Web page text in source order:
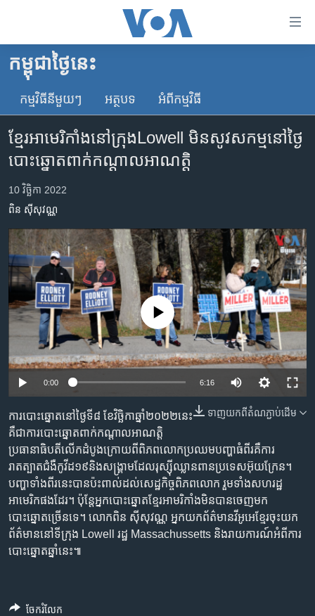
គេហទំព័រ​
ទាក់ទង
និង​
ចូល​
ទំព័រ​
ព័ត៌មាន​​
ម្តង
រំលង​
ចូល​
ទៅ​
ទំព័រ​
រចនា
សម្ព័ន្ធ​
និង​
កាន់​
ទំព័រ​
ស្វែង​
រក
កម្ពុជា
អន្តរជាតិ
ចិន
ហេឡូវីអូអេ
កម្ពុជាច្នៃប្រតិដ្ឋ
ទូរទស្សន៍ / វីដេអូ​
វិទ្យុ / ផតខាសថ៍
កម្មវិធីទាំងអស់
Khmer English
បណ្តាញ​សង្គម
ភាសា
កម្ពុជាថ្ងៃនេះ
កម្មវិធី​នីមួយៗ អត្ថបទ​ អំពី​កម្មវិធី​
ខ្មែរ​អាមេរិកាំង​នៅ​ក្រុងLowell​ មិន​សូវ​សកម្ម​នៅ​ថ្ងៃ​
បោះឆ្នោត​ពាក់​កណ្តាល​អាណត្តិ​​​
10 វិច្ឆិកា 2022
ពិន ស៊ីសុវណ្ណ
No media source currently available
0:00 6:16
ទាញ​យក​ពី​តំណភ្ជាប់​ដើម
ការ​បោះឆ្នោត​នៅ​ថ្ងៃទី​៨ ​ខែវិច្ឆិកា​ឆ្នាំ​២០២២​នេះ​
គឺ​ជា​ការ​បោះឆ្នោត​ពាក់​កណ្តាល​អាណត្តិ​
ប្រធានាធិបតី​លើក​ដំបូង​ក្រោយ​ពី​ពិភពលោក​ប្រឈម​បញ្ហា​ធំ​ពីរ​គឺ​ការ​
រាតត្បាត​​ជំងឺ​កូវីដ១៩​​និង​សង្គ្រាម​ដែល​រុស្ស៊ី​ឈ្លានពាន​ប្រទេស​អ៊ុយក្រែន។ ​
បញ្ហា​ទាំង​ពីរ​នេះ​បាន​ប៉ះពាល់​ដល់​សេដ្ឋកិច្ច​ពិភពលោក ​រួមទាំង​សហរដ្ឋ​
អាមេរិក​ផង​ដែរ។ ប៉ុន្តែ​អ្នកបោះឆ្នោត​ខ្មែរ​អាមរិកាំង​មិន​បាន​ចេញ​មក​
បោះឆ្នោត​ច្រើន​ទេ។ ​ លោក​ពិន ស៊ីសុវណ្ណ​ អ្នក​យក​ព័ត៌មាន​វីអូអេ​ខ្មែរ​ចុះ​យក​
ព័ត៌មាន​នៅ​ទីក្រុង ​Lowell ​រដ្ឋ ​Massachussetts ​និង​រាយការណ៍​អំពី​ការ​
បោះឆ្នោត​ឆ្នាំ​នេះ៕
ចែករំលែក